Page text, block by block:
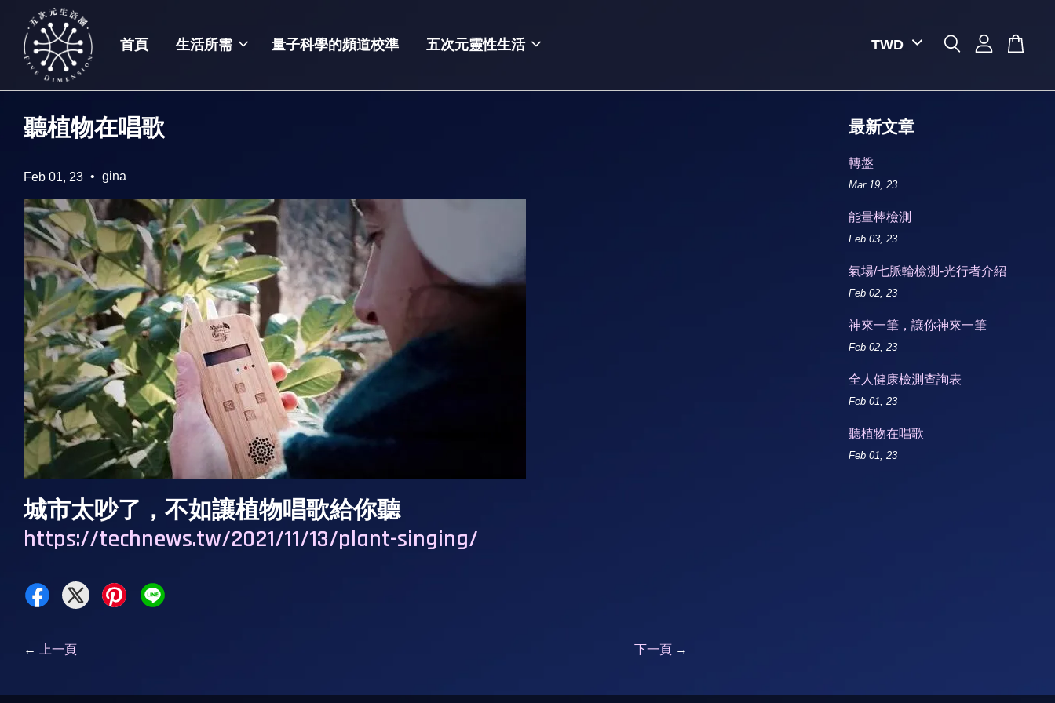
首頁 生活所需 量子科學的頻道校準 五次元靈性生活
聽植物在唱歌
Feb 01, 23 • gina
城市太吵了，不如讓植物唱歌給你聽
https://technews.tw/2021/11/13/plant-singing/
← 上一頁 下一頁→
最新文章
轉盤
Mar 19, 23
能量棒檢測
Feb 03, 23
氣場/七脈輪檢測-光行者介紹
Feb 02, 23
神來一筆，讓你神來一筆
Feb 02, 23
全人健康檢測查詢表
Feb 01, 23
聽植物在唱歌
Feb 01, 23